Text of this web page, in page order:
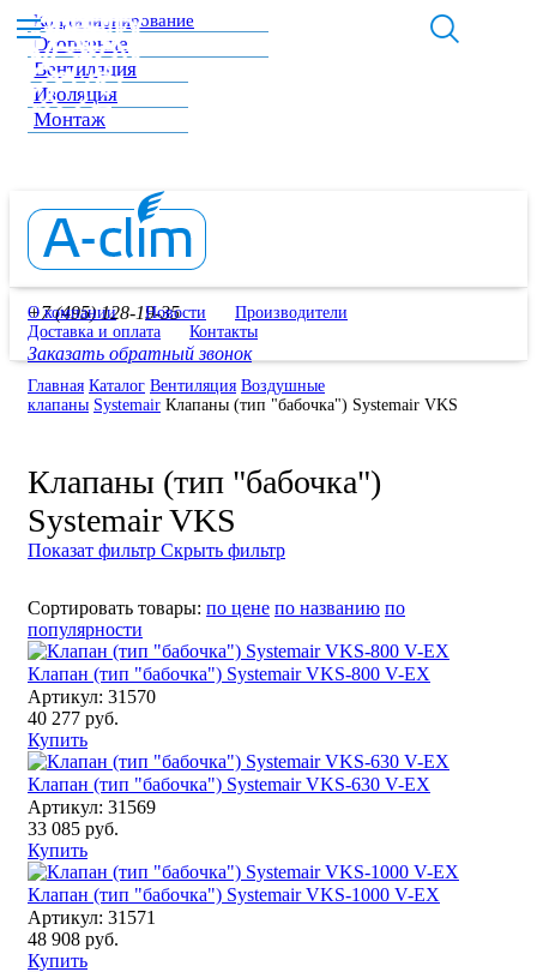
Кондиционирование
Отопление
Вентиляция
Изоляция
Монтаж
+7 (495) 128-19-35
Заказать обратный звонок
О компании Новости
Производители
Доставка и оплата
Контакты
Главная Каталог Вентиляция Воздушные
клапаны Systemair Клапаны (тип "бабочка") Systemair VKS
Клапаны (тип "бабочка")
Systemair VKS
Показат фильтр Скрыть фильтр
Сортировать товары: по цене по названию по
популярности
Клапан (тип "бабочка") Systemair VKS-800 V-EX
Артикул: 31570
40 277 руб.
Купить
Клапан (тип "бабочка") Systemair VKS-630 V-EX
Артикул: 31569
33 085 руб.
Купить
Клапан (тип "бабочка") Systemair VKS-1000 V-EX
Артикул: 31571
48 908 руб.
Купить